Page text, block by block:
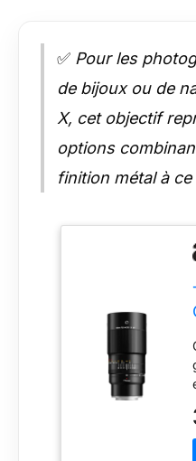
✅ Pour les
de bijoux ou de
X, cet objectif
options
finition métal à